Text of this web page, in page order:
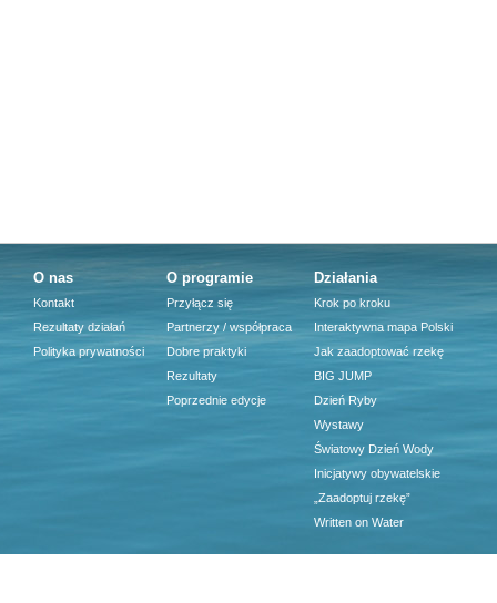
O nas
Kontakt
Rezultaty działań
Polityka prywatności
O programie
Przyłącz się
Partnerzy / współpraca
Dobre praktyki
Rezultaty
Poprzednie edycje
Działania
Krok po kroku
Interaktywna mapa Polski
Jak zaadoptować rzekę
BIG JUMP
Dzień Ryby
Wystawy
Światowy Dzień Wody
Inicjatywy obywatelskie
„Zaadoptuj rzekę”
Written on Water